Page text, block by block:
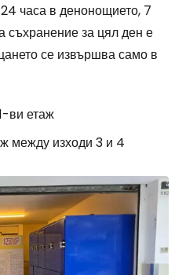
часа в денонощието, 7
съхранение за цял ден е
се извършва само в
ви етаж
между изходи 3 и 4